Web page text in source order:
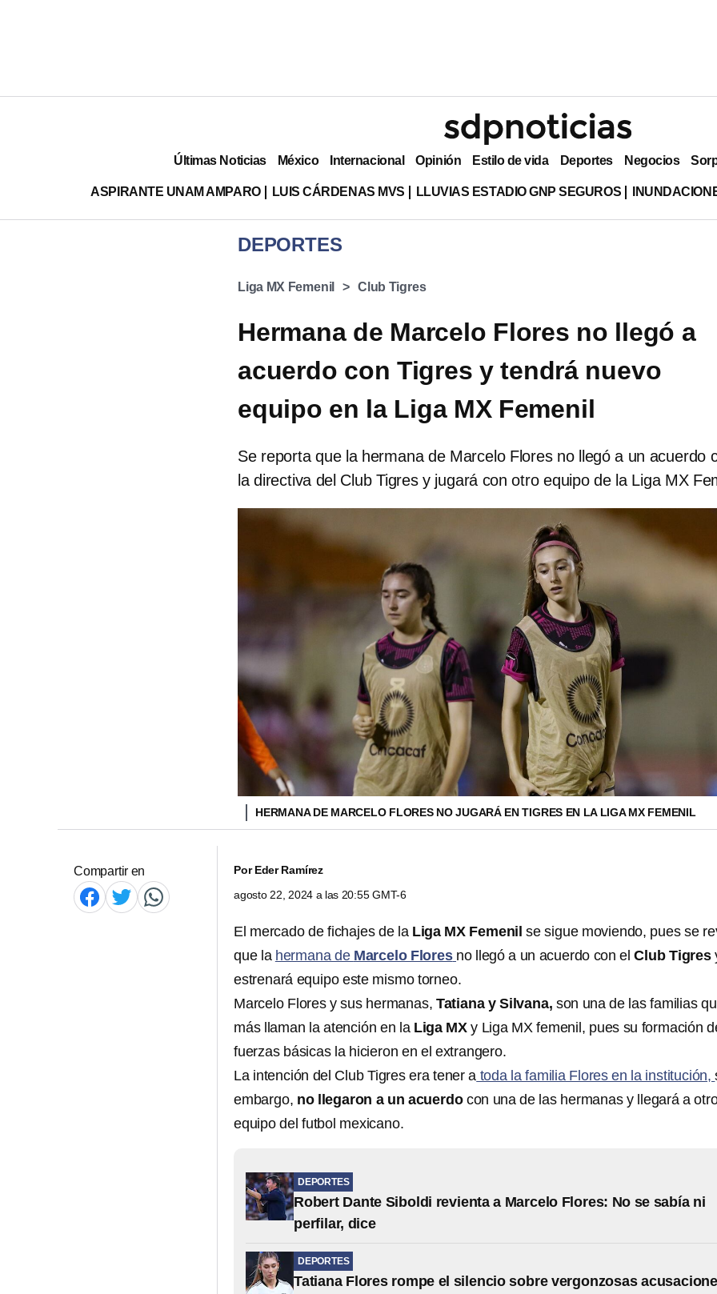
Últimas Noticias México Internacional Opinión Estilo de vida Deportes Negocios
ASPIRANTE UNAM AMPARO LUIS CÁRDENAS MVS LLUVIAS ESTADIO GNP SEGUROS
DEPORTES
Liga MX Femenil Club Tigres
Hermana de Marcelo Flores no llegó a
acuerdo con Tigres y tendrá nuevo
equipo en la Liga MX Femenil
Se reporta que la hermana de Marcelo Flores no llegó a un acuerdo
la directiva del Club Tigres y jugará con otro equipo de la Liga MX
HERMANA DE MARCELO FLORES NO JUGARÁ EN TIGRES EN LA LIGA MX FEMENIL
Compartir en PorEder Ramírez
agosto 22, 2024 a las 20:55 GMT-6
El mercado de fichajes de la Liga MX Femenilse sigue moviendo, pues se
que la hermana de Marcelo Flores no llegó a un acuerdo con el Club Tigres
estrenará equipo este mismo torneo.
Marcelo Flores y sus hermanas, Tatiana y Silvana, son una de las familias
más llaman la atención en laLiga MX y Liga MX femenil, pues su formación
fuerzas básicas la hicieron en el extrangero.
La intención del Club Tigres era tener a toda la familia Flores en la institución,
embargo, no llegaron a un acuerdocon una de las hermanas y llegará a
equipo del futbol mexicano.
DEPORTES
Robert Dante Siboldi revienta a Marcelo Flores: No se sabía ni
perfilar, dice
DEPORTES
Tatiana Flores rompe el silencio sobre vergonzosas